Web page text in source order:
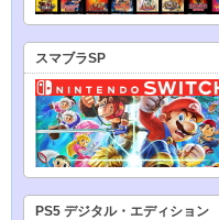
スマブラSP
PS5 デジタル・エディション